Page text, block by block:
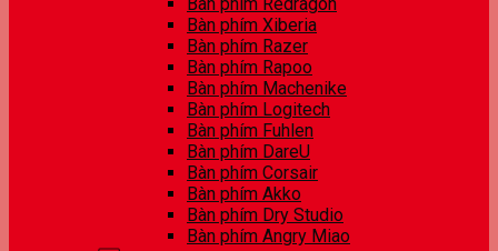
Bàn phím Xiberia
Bàn phím Razer
Bàn phím Rapoo
Bàn phím Machenike
Bàn phím Logitech
Bàn phím Fuhlen
Bàn phím DareU
Bàn phím Corsair
Bàn phím Akko
Bàn phím Dry Studio
Bàn phím Angry Miao